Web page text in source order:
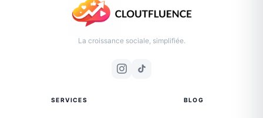
La croissance sociale, simplifiée.
SERVICES BLOG